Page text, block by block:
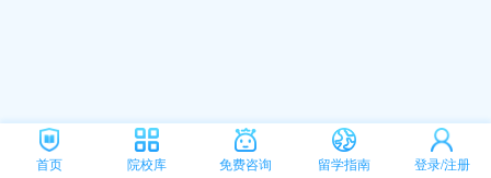
首页 院校库 免费咨询 留学指南 登录/注册